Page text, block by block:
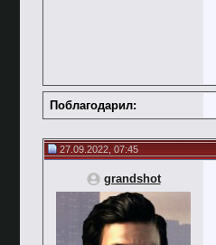
Поблагодарил:
27.09.2022, 07:45
grandshot